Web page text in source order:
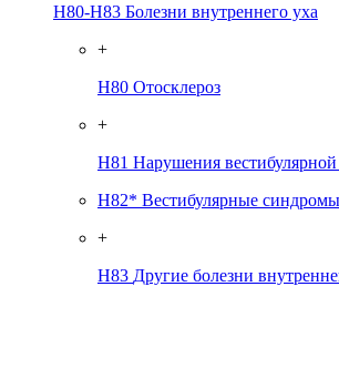
H80-H83 Болезни внутреннего уха
+
H80 Отосклероз
+
H81 Нарушения
H82* Вестибулярные
+
H83 Другие болезни